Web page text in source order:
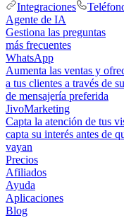
Integraciones
Agente de IA
Gestiona las preguntas
más frecuentes
WhatsApp
Aumenta las ventas y
a tus clientes a través de
de mensajería preferida
JivoMarketing
Capta la atención de tus
capta su interés antes de
vayan
Precios
Afiliados
Ayuda
Aplicaciones
Blog